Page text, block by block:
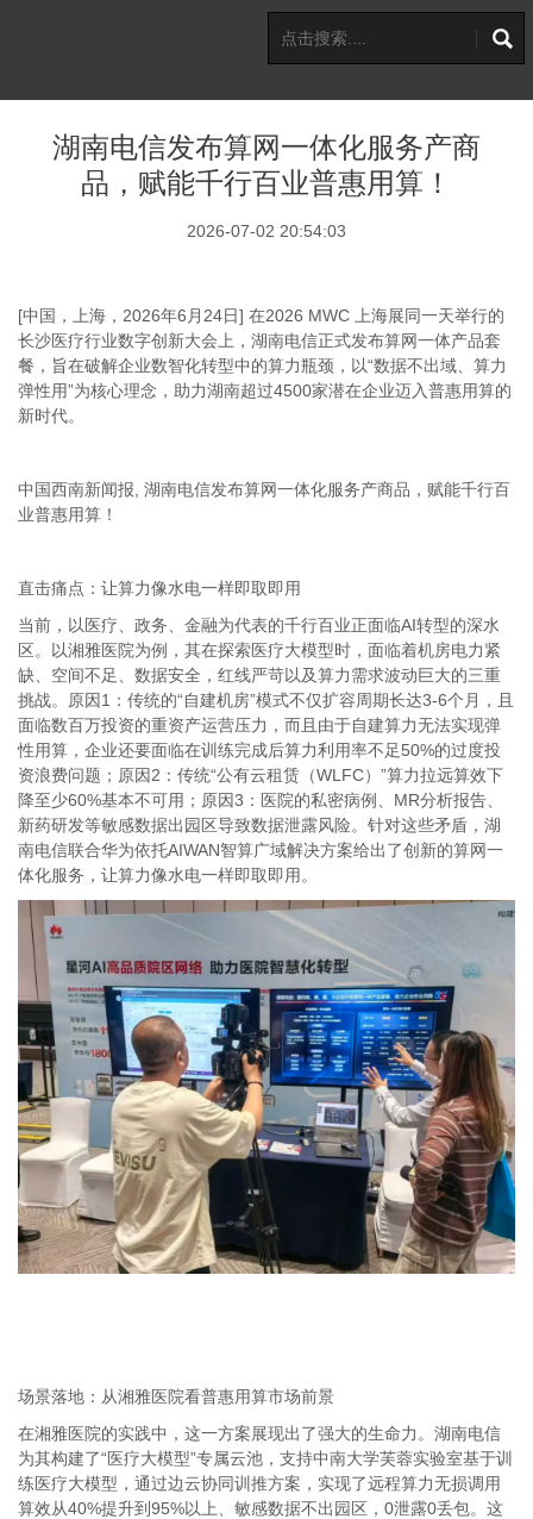
湖南电信发布算网一体化服务产商
品，赋能千行百业普惠用算！
2026-07-02 20:54:03
[中国，上海， 2026年6 月 24日] 在2026 MWC
上海展同一天举行的
长沙医疗行业数字创新大会上，湖南电信正式发布算网一体产品套
餐，旨在破解企业数智化转型中的算力瓶颈，以“数据不出域、算力
弹性用”为核心理念，助力湖南超过4500家潜在企业迈入普惠用算的
新时代。
中国西南新闻报 湖南电信发布算网一体化服务产商品，赋能千行百
业普惠用算！
直击痛点：让算力像水电一样即取即用
当前，以医疗、政务、金融为代表的千行百业正面临AI转型的深水
区。以湘雅医院为例，其在探索医疗大模型时，面临着机房电力紧
缺、空间不足、数据安全，红线严苛以及算力需求波动巨大的三重
挑战。原因1 ：传统的“自建机房”模式不仅扩容周期长达3-6个月，且
面临数百万投资的重资产运营压力，而且由于自建算力无法实现弹
性用算，企业还要面临在训练完成后算力利用率不足50%的过度投
资浪费问题；原因2 ：传统“公有云租赁（WLFC）”算力拉远算效下
降至少60%基本不可用；原因3 ：医院的私密病例、 MR分析报告、
新药研发等敏感数据出园区导致数据泄露风险。针对这些矛盾，湖
南电信联合华为依托AIWAN智算广域解决方案给出了创新的算网一
体化服务，让算力像水电一样即取即用。
场景落地：从湘雅医院看普惠用算市场前景
在湘雅医院的实践中，这一方案展现出了强大的生命力。湖南电信
为其构建了“医疗大模型”专属云池，支持中南大学芙蓉实验室基于训
练医疗大模型，通过边云协同训推方案，实现了远程算力无损调用
算效从40%提升到 95%以上、敏感数据不出园区， 0泄露0丢包。这